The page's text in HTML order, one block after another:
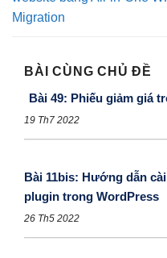
Migration
BÀI CÙNG CHỦ ĐỀ
Bài 49: Phiếu giảm giá
19 Th7 2022
Bài 11bis: Hướng dẫn
plugin trong WordPress
26 Th5 2022